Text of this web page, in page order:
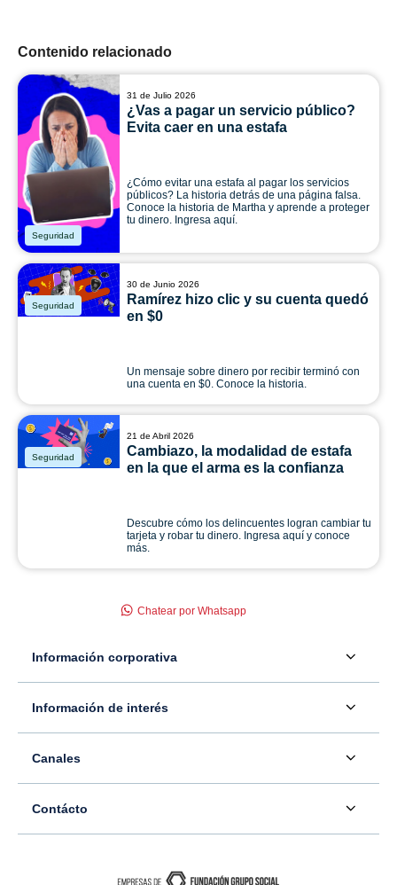
Contenido relacionado
Seguridad
31 de Julio 2026
¿Vas a pagar un servicio público?
Evita caer en una estafa
¿Cómo evitar una estafa al pagar los servicios
públicos? La historia detrás de una página falsa.
Conoce la historia de Martha y aprende a proteger
tu dinero. Ingresa aquí.
Seguridad
30 de Junio 2026
Ramírez hizo clic y su cuenta quedó
en $0
Un mensaje sobre dinero por recibir terminó con
una cuenta en $0. Conoce la historia.
Seguridad
21 de Abril 2026
Cambiazo, la modalidad de estafa
en la que el arma es la confianza
Descubre cómo los delincuentes logran cambiar tu
tarjeta y robar tu dinero. Ingresa aquí y conoce
más.
Información corporativa
Información para inversionistas
Sala de prensa
Información adicional
Información de interés
Servicio - Atención al Consumidor financiero
Canales
Ubíquenos
Contácto
Chatear por Whatsapp